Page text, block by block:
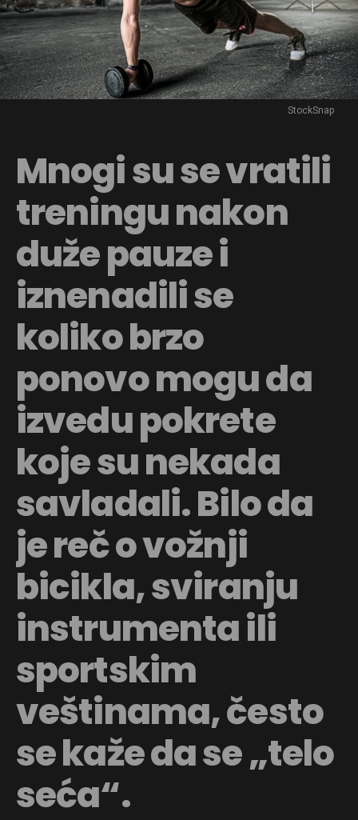
StockSnap
Mnogi su se vratili
treningu nakon
duže pauze i
iznenadili se
koliko brzo
ponovo mogu da
izvedu pokrete
koje su nekada
savladali. Bilo da
je reč o vožnji
bicikla, sviranju
instrumenta ili
sportskim
veštinama, često
se kaže da se „telo
seća“.